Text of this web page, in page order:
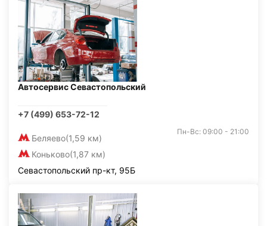
Автосервис Севастопольский
+7 (499) 653-72-12
Беляево(1,59 км)
Коньково(1,87 км)
Пн-Вс: 09:00 - 21:00
Севастопольский пр-кт, 95Б